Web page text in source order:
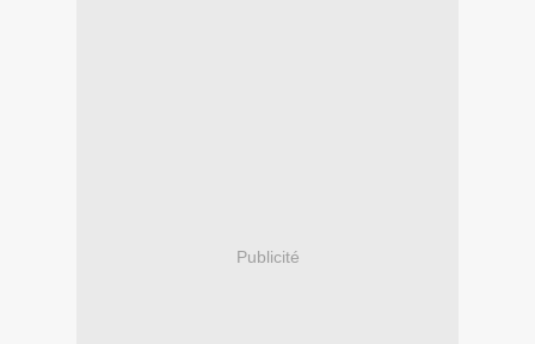
Publicité